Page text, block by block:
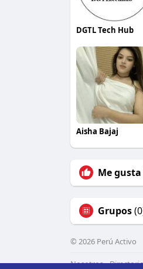
DGTL Tech Hub
Aisha Bajaj
Me gusta
Grupos
© 2026 Perú Activo
Nosotros